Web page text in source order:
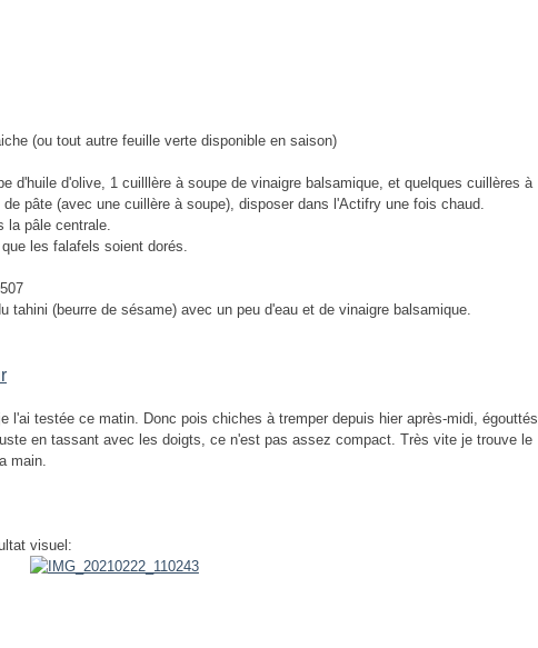
(ou tout autre feuille verte disponible en saison)
d'huile d'olive, 1 cuilllère à soupe de vinaigre balsamique, et quelques cuillères à
pâte (avec une cuillère à soupe), disposer dans l'Actifry une fois chaud.
la pâle centrale.
les falafels soient dorés.
tahini (beurre de sésame) avec un peu d'eau et de vinaigre balsamique.
l'ai testée ce matin. Donc pois chiches à tremper depuis hier après-midi, égouttés
en tassant avec les doigts, ce n'est pas assez compact. Très vite je trouve le
main.
visuel: